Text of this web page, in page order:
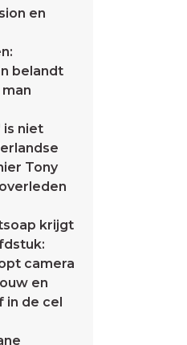
en
belandt
is niet
Tony
krijgt
camera
en
in de cel